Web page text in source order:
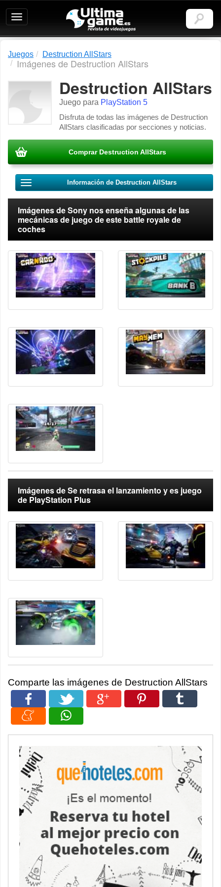
Ultimagame:
Revista
de
Juegos Destruction AllStars
Imágenes de Destruction AllStars
Destruction AllStars
Juego para PlayStation 5
Disfruta de todas las imágenes de Destruction
AllStars clasificadas por secciones y noticias.
Comprar Destruction AllStars
Información de Destruction AllStars
Imágenes de Sony nos enseña algunas de las
mecánicas de juego de este battle royale de
coches
Imágenes de Se retrasa el lanzamiento y es juego
de PlayStation Plus
Comparte las imágenes de Destruction AllStars